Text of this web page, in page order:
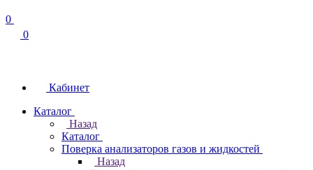
0
0
Кабинет
Каталог
Назад
Каталог
Поверка анализаторов газов и жидкостей
Назад